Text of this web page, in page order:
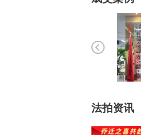
法拍资讯